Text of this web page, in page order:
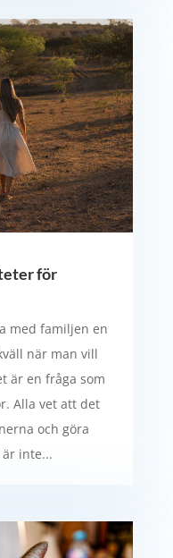
för
med familjen en
när man vill
är en fråga som
Alla vet att det
och göra
inte...